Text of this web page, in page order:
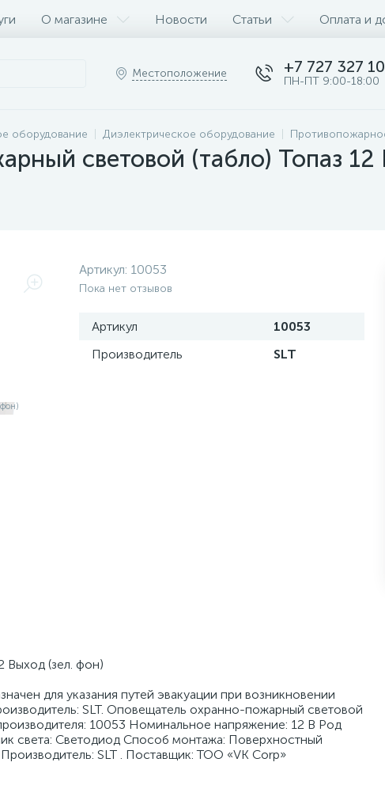
О магазине Новости Статьи Оплата и
Местоположение +7 727 327
ПН-ПТ 9:00-18:00
оборудование Диэлектрическое оборудование
световой (табло) Топаз 12
Артикул: 10053
Пока нет отзывов
Артикул
10053
Производитель
SLT
Выход (зел. фон)
для указания путей эвакуации при возникновении
SLT. Оповещатель охранно-пожарный световой
10053 Номинальное напряжение: 12 В Род
света: Светодиод Способ монтажа: Поверхностный
SLT . Поставщик: ТОО «VK Corp»